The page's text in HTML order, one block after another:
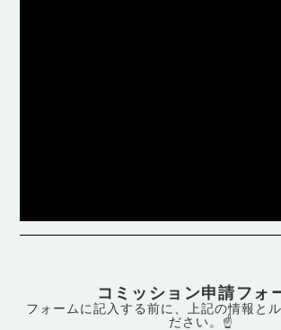
コミッション申請フォ
フォームに記入する前に、上記の情報と
ださい。☝️